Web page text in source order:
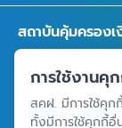
สถาบันคุ้มครองเ
อาคารเอสเจ อิน
ถนนวิภาวดีรังสิต
การใช้งานคุ
สคฝ. มีการใช้คุก
ทั้งมีการใช้คุกกี้อื่